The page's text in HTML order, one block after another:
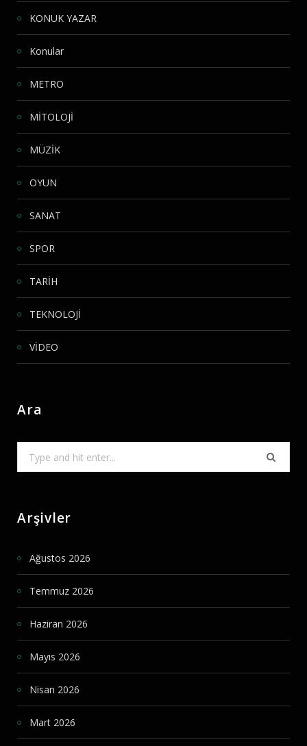
KONUK YAZAR
Konular
METRO
MİTOLOJİ
MÜZİK
OYUN
SANAT
SPOR
TARİH
TEKNOLOJİ
VİDEO
Ara
Arşivler
Ağustos 2026
Temmuz 2026
Haziran 2026
Mayıs 2026
Nisan 2026
Mart 2026